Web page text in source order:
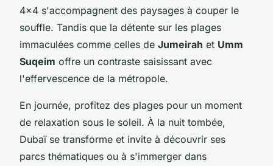
4x4 s'accompagnent des paysages à couper le
souffle. Tandis que la détente sur les plages
immaculées comme celles de Jumeirah et Umm
Suqeim offre un contraste saisissant avec
l'effervescence de la métropole.
En journée, profitez des plages pour un moment
de relaxation sous le soleil. À la nuit tombée,
Dubaï se transforme et invite à découvrir ses
parcs thématiques ou à s'immerger dans